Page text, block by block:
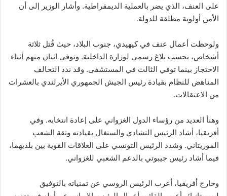
على العنف، الذي يضر بالعملية الديمقراطية. وأشار الوزير إلى أن
الأمن أولوية مطلقة للدولة.
ولوحظت أعمال عنف في كيهيدي، جنوب البلاد، حيث قُتل ثلاثة
أشخاص، بحسب بلاغ رسمي لوزارة الداخلية. وتوفي اثنان منهم أثناء
الاحتجاز بينما توفي الثالث في المستشفى. وقد ندد التحالف
المناهض للنظام بقيادة رئيس الجيش الجمهوري الأيرلندي بالعشرات
من الاعتقالات.
وهنأ العديد من رؤساء الدول الغزواني على إعادة انتخابه. وفي
أفريقيا، أشاد الرئيس التشادي والسنغال بقيادته وثقة الشعب
الموريتاني. وشدد الرئيس التونسي على العلاقات القوية بين بلديهما،
فيما أشاد رئيس جيبوتي بالدعم الشعبي للغزواني.
وخارج أفريقيا، أعرب الرئيس الروسي عن تمنياته بالتوفيق